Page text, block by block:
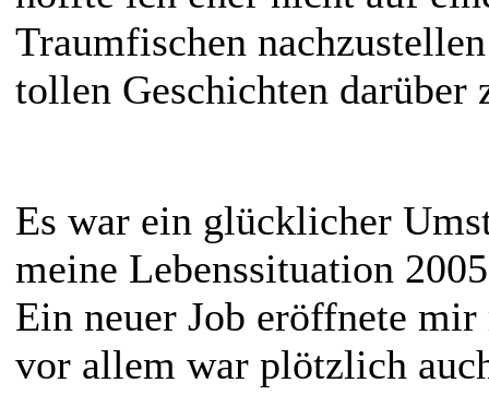
Traumfischen
tollen Geschichten darüber
Es war ein glücklicher
meine Lebenssituation
Ein neuer Job eröffnete
vor allem war plötzlich